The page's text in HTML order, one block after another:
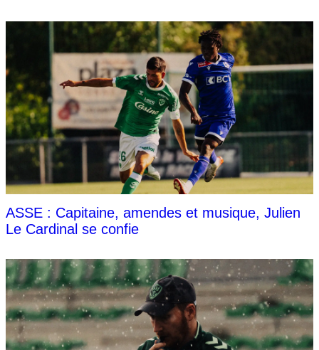
ASSE : Capitaine, amendes et musique, Julien
Le Cardinal se confie